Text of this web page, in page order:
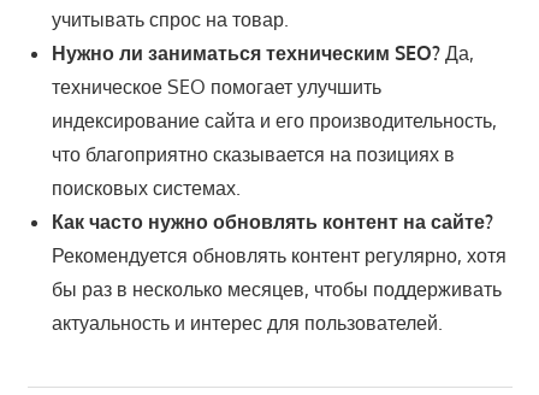
учитывать спрос на товар.
Нужно ли заниматься техническим SEO?Да,
техническое SEO помогает улучшить
индексирование сайта и его производительность,
что благоприятно сказывается на позициях в
поисковых системах.
Как часто нужно обновлять контент на сайте?
Рекомендуется обновлять контент регулярно, хотя
бы раз в несколько месяцев, чтобы поддерживать
актуальность и интерес для пользователей.